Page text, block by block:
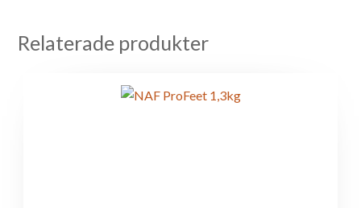
Relaterade produkter